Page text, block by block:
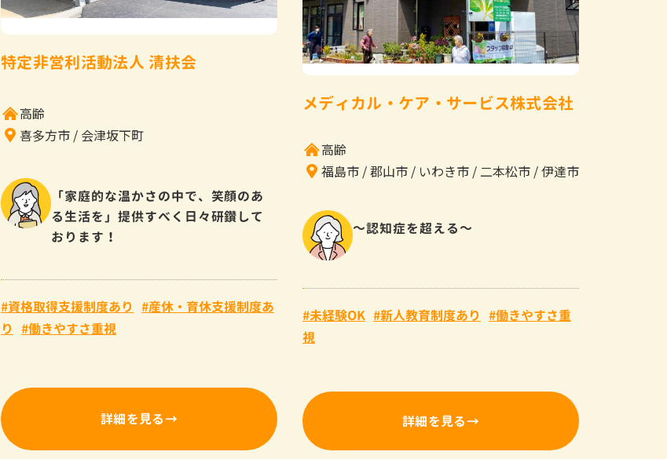
特定非営利活動法人 清扶会
高齢
喜多方市
会津坂下町
「家庭的な温かさの中で、笑顔のあ
る生活を」提供すべく日々研鑽して
おります！
資格取得支援制度あり
産休・育休支援制度あ
り
働きやすさ重視
詳細を見る
メディカル・ケア・サービス株式会社
高齢
福島市 郡山市 いわき市 二本松市 伊達市
～認知症を超える～
未経験OK 新人教育制度あり
働きやすさ重
視
詳細を見る